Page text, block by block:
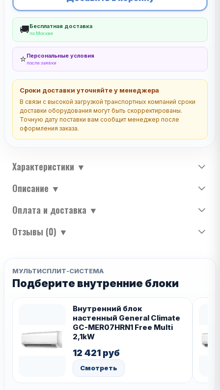
🚚Бесплатная доставка
по Москве
⭐Персональные условия
после заявки
Сроки доставки уточняйте у менеджера
В связи с высокой загрузкой транспортных компаний сроки
доставки оборудования могут быть скорректированы.
Точную дату поставки вам сообщит менеджер после
оформления заказа.
Характеристики ▼
Описание ▼
Оплата и доставка ▼
Отзывы (0) ▼
МУЛЬТИСПЛИТ-СИСТЕМА
Подберите внутренние блоки
Внутренний блок
настенный General Climate
GC-MER07HRN1 Free Multi
2,1kW
12 421 руб
Смотреть